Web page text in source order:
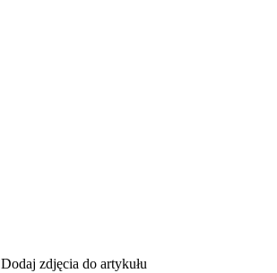
Dodaj zdjęcia do artykułu